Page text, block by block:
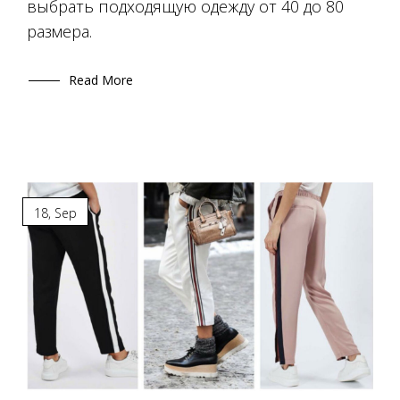
выбрать подходящую одежду от 40 до 80
размера.
Read More
18, Sep